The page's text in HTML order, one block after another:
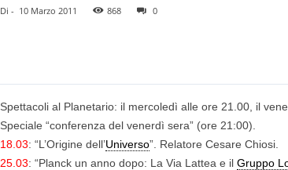
r
a
Di - 10 Marzo 2011 868 0
Spettacoli al Planetario: il mercoledì alle ore 21.00, il
Speciale “conferenza del venerdì sera” (ore 21:00).
18.03: “L’Origine dell’Universo”. Relatore Cesare Chiosi.
25.03: “Planck un anno dopo: La Via Lattea e il Gruppo